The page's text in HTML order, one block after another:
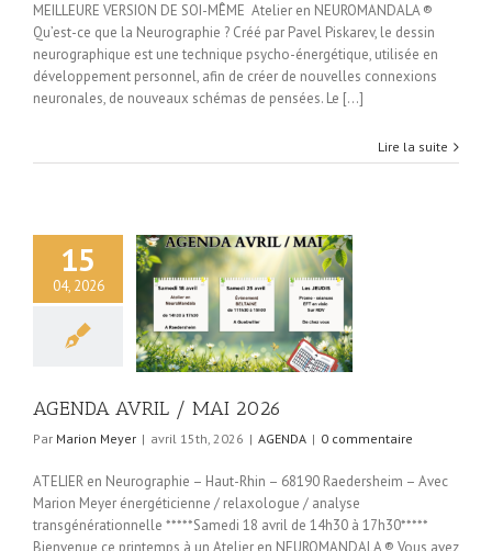
MEILLEURE VERSION DE SOI-MÊME Atelier en NEUROMANDALA ®
Qu’est-ce que la Neurographie ? Créé par Pavel Piskarev, le dessin
neurographique est une technique psycho-énergétique, utilisée en
développement personnel, afin de créer de nouvelles connexions
neuronales, de nouveaux schémas de pensées. Le [...]
Lire la suite
15
04, 2026
AGENDA AVRIL / MAI 2026
Par Marion Meyer | avril 15th, 2026 | AGENDA | 0 commentaire
ATELIER en Neurographie – Haut-Rhin – 68190 Raedersheim – Avec
Marion Meyer énergéticienne / relaxologue / analyse
transgénérationnelle *****Samedi 18 avril de 14h30 à 17h30*****
Bienvenue ce printemps à un Atelier en NEUROMANDALA ® Vous avez